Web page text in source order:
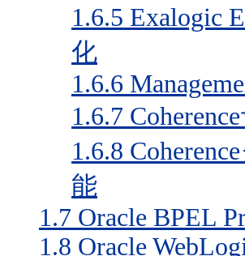
1.6.5 Exalogic
化
1.6.6
1.6.7
1.6.8
能
1.7 Oracle BPEL
1.8 Oracle